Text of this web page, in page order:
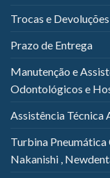
Trocas e Devoluções
Prazo de Entrega
Manutenção e
Odontológicos e
Assistência Técnica
Turbina
Nakanishi ,